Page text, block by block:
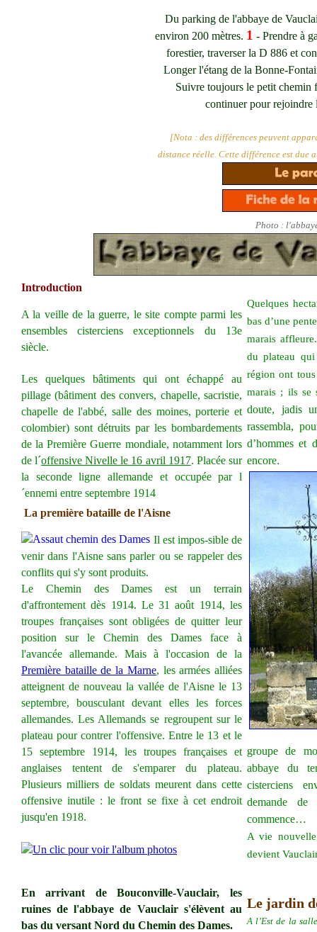
Du parking de l'abbaye de
environ 200 mètres. 1 - Prendre à
forestier, traverser la D 886 et
Longer l'étang de la Bonne-
Suivre toujours le petit chemin
continuer pour rejoindre
[Nota : des différences peuvent
distance réelle. Cette différence est due
Photo :
Introduction
A la veille de la guerre, le site compte parmi les
ensembles cisterciens exceptionnels du 13e
siècle.
Les quelques bâtiments qui ont échappé au
pillage (bâtiment des convers, chapelle, sacristie,
chapelle de l'abbé, salle des moines, porterie et
colombier) sont détruits par les bombardements
de la Première Guerre mondiale, notamment lors
de l´offensive Nivelle le 16 avril 1917. Placée sur
la seconde ligne allemande et occupée par l
´ennemi entre septembre 1914
La première bataille de l'Aisne
Il est impos-sible de
venir dans l'Aisne sans parler ou se rappeler des
conflits qui s'y sont produits.
Le Chemin des Dames est un terrain
d'affrontement dès 1914. Le 31 août 1914, les
troupes françaises sont obligées de quitter leur
position sur le Chemin des Dames face à
l'avancée allemande. Mais à l'occasion de la
Première bataille de la Marne, les armées alliées
atteignent de nouveau la vallée de l'Aisne le 13
septembre, bousculant devant elles les forces
allemandes. Les Allemands se regroupent sur le
plateau pour contrer l'offensive. Entre le 13 et le
15 septembre 1914, les troupes françaises et
anglaises tentent de s'emparer du plateau.
Plusieurs milliers de soldats meurent dans cette
offensive inutile : le front se fixe à cet endroit
jusqu'en 1918.
En arrivant de Bouconville-Vauclair, les
ruines de l'abbaye de Vauclair s'élèvent au
bas du versant Nord du Chemin des Dames.
Quelques
bas d’une
marais
du plateau
région ont
marais ; ils se
doute, jadis
rassembla,
d’hommes et
encore.
groupe de
abbaye du
cisterciens
demande de
commence…
A vie
devient
Le jardin
A l’Est de la